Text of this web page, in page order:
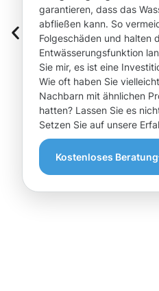
garantieren, dass das
abfließen kann. So
Folgeschäden und halten
Entwässerungsfunktion
Sie mir, es ist eine
Wie oft haben Sie
Nachbarn mit ähnlichen
hatten? Lassen Sie es
Setzen Sie auf unsere
Kostenloses Beratung